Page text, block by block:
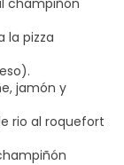
la pizza
jamón y
rio al roquefort